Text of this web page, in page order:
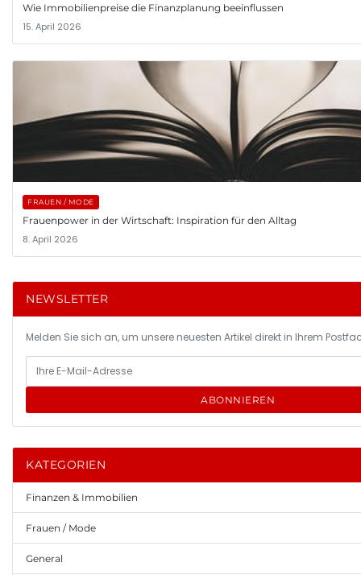
Wie Immobilienpreise die Finanzplanung beeinflussen
15. April 2026
FRAUEN / MODE
Frauenpower in der Wirtschaft: Inspiration für den Alltag
8. April 2026
NEWSLETTER
Melden Sie sich an, um unsere neuesten Artikel direkt in Ihrem
ABONNIEREN
KATEGORIEN
Finanzen & Immobilien
Frauen / Mode
General